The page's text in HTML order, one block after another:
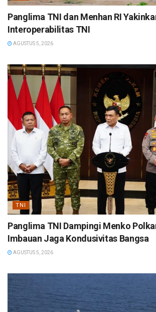
Panglima TNI dan Menhan RI
Interoperabilitas TNI
AGUSTUS 5, 2026
TNI
Panglima TNI Dampingi Menko
Imbauan Jaga Kondusivitas Bangsa
AGUSTUS 5, 2026